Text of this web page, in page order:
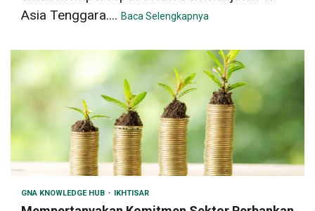
Asia Tenggara.... Baca Selengkapnya
GNA KNOWLEDGE HUB IKHTISAR